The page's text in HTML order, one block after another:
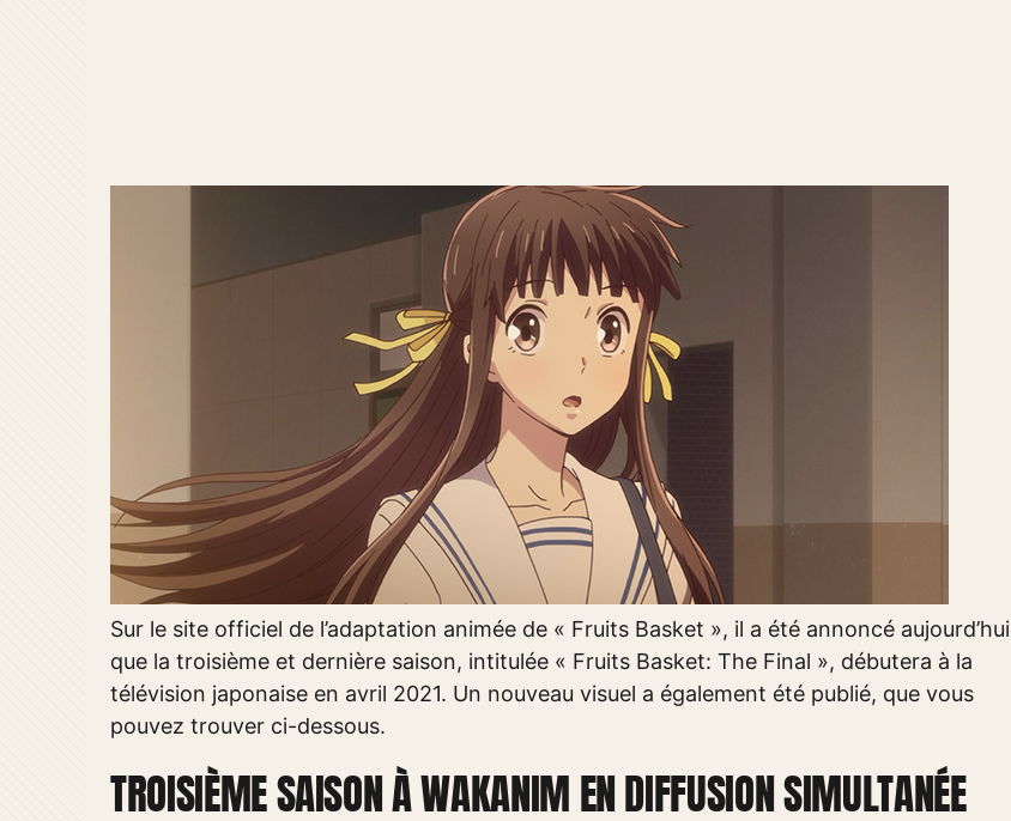
Sur le site officiel de l’adaptation animée de « Fruits Basket », il a été annoncé aujourd’hui
que la troisième et dernière saison, intitulée « Fruits Basket: The Final », débutera à la
télévision japonaise en avril 2021. Un nouveau visuel a également été publié, que vous
pouvez trouver ci-dessous.
TROISIÈME SAISON À WAKANIM EN DIFFUSION SIMULTANÉE